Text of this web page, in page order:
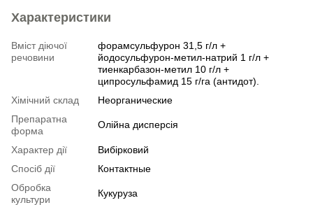
Характеристики
Вміст діючої
речовини
форамсульфурон 31,5 г/л +
йодосульфурон-метил-натрий 1 г/л +
тиенкарбазон-метил 10 г/л +
ципросульфамид 15 г/га (антидот).
Хімічний склад
Неорганические
Препаратна
форма
Олійна дисперсія
Характер дії
Вибірковий
Спосіб дії
Контактные
Обробка
культури
Кукуруза